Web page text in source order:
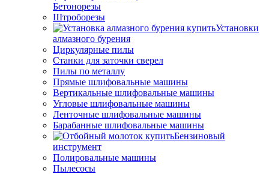
Бетонорезы
Штроборезы
Установки
алмазного бурения
Циркулярные пилы
Станки для заточки сверел
Пилы по металлу
Прямые шлифовальные машины
Вертикальные шлифовальные машины
Угловые шлифовальные машины
Ленточные шлифовальные машины
Барабанные шлифовальные машины
Бензиновый
инструмент
Полировальные машины
Пылесосы